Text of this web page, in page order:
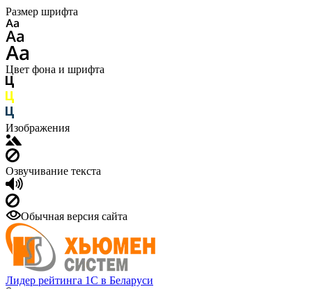
Размер шрифта
Цвет фона и шрифта
Изображения
Озвучивание текста
Обычная версия сайта
Лидер рейтинга 1С в Беларуси